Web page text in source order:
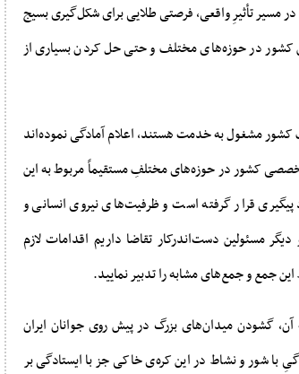
مسیر تأثیرِ واقعی، فرصتی طلایی برای شکل‌گیری بسیج
کشور در حوزه‌های مختلف و حتی حل کردن بسیاری از
مشغول به خدمت هستند، اعلام آمادگی نموده‌اند
کشور در حوزه‌های مختلفِ مستقیماً مربوط به این
قرار گرفته است و ظرفیت‌های نیروی انسانی و
مسئولین دست‌اندرکار تقاضا داریم اقدامات لازم
جمع و جمع‌های مشابه را تدبیر نمایید.
گشودن میدان‌های بزرگ در پیش روی جوانان ایران
با شور و نشاط در این کره‌ی خاکی جز با ایستادگی بر